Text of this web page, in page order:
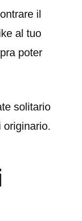
il
al tuo
poter
solitario
originario.